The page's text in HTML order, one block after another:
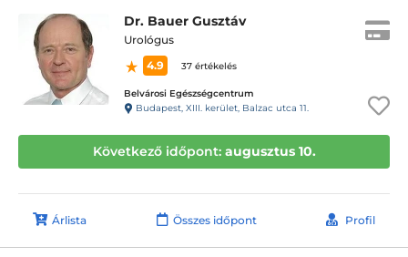
Dr. Bauer Gusztáv
Urológus
4.9
37 értékelés
Belvárosi Egészségcentrum
Budapest, XIII. kerület, Balzac utca 11.
Következő időpont: augusztus 10.
Árlista Összes időpont Profil